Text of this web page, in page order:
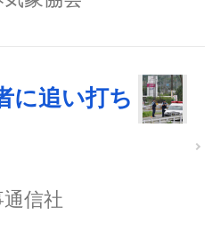
に追い打ち
通信社